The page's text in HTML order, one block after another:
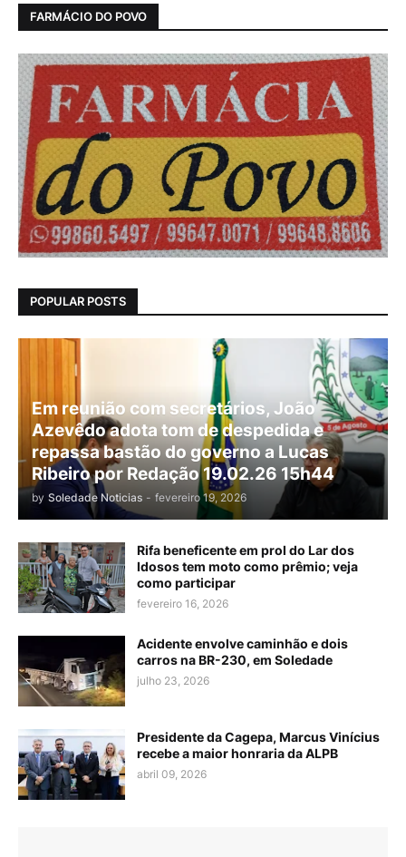
FARMÁCIO DO POVO
POPULAR POSTS
Em reunião com secretários, João
Azevêdo adota tom de despedida e
repassa bastão do governo a Lucas
Ribeiro por Redação 19.02.26 15h44
by Soledade Noticias - fevereiro 19, 2026
Rifa beneficente em prol do Lar dos
Idosos tem moto como prêmio; veja
como participar
fevereiro 16, 2026
Acidente envolve caminhão e dois
carros na BR-230, em Soledade
julho 23, 2026
Presidente da Cagepa, Marcus Vinícius
recebe a maior honraria da ALPB
abril 09, 2026